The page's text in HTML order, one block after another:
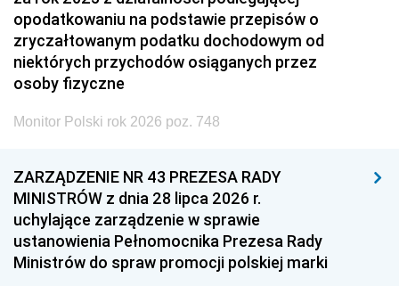
opodatkowaniu na podstawie przepisów o
zryczałtowanym podatku dochodowym od
niektórych przychodów osiąganych przez
osoby fizyczne
Monitor Polski rok 2026 poz. 748
ZARZĄDZENIE NR 43 PREZESA RADY
MINISTRÓW z dnia 28 lipca 2026 r.
uchylające zarządzenie w sprawie
ustanowienia Pełnomocnika Prezesa Rady
Ministrów do spraw promocji polskiej marki